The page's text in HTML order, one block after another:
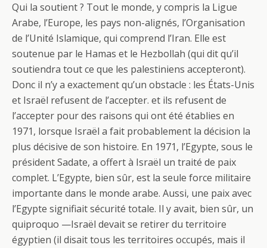
Qui la soutient ? Tout le monde, y compris la Ligue
Arabe, l’Europe, les pays non-alignés, l’Organisation
de l’Unité Islamique, qui comprend l’Iran. Elle est
soutenue par le Hamas et le Hezbollah (qui dit qu’il
soutiendra tout ce que les palestiniens accepteront).
Donc il n’y a exactement qu’un obstacle : les États-Unis
et Israël refusent de l’accepter. et ils refusent de
l’accepter pour des raisons qui ont été établies en
1971, lorsque Israël a fait probablement la décision la
plus décisive de son histoire. En 1971, l’Egypte, sous le
président Sadate, a offert à Israël un traité de paix
complet. L’Egypte, bien sûr, est la seule force militaire
importante dans le monde arabe. Aussi, une paix avec
l’Egypte signifiait sécurité totale. Il y avait, bien sûr, un
quiproquo —Israël devait se retirer du territoire
égyptien (il disait tous les territoires occupés, mais il